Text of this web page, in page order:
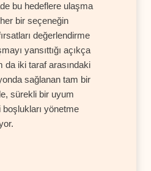
bu hedeflere ulaşma
bir seçeneğin
değerlendirme
yansıttığı açıkça
da iki taraf arasındaki
sağlanan tam bir
sürekli bir uyum
yönetme